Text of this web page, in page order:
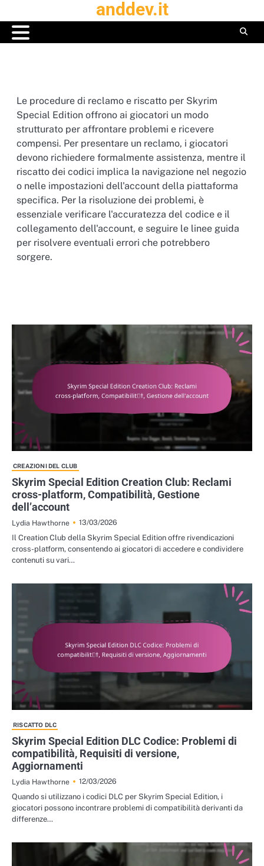
to
content
anddev.it
Le procedure di reclamo e riscatto per Skyrim
Special Edition offrono ai giocatori un modo
strutturato per affrontare problemi e ricevere
compensi. Per presentare un reclamo, i giocatori
devono richiedere formalmente assistenza, mentre il
riscatto dei codici implica la navigazione nel negozio
o nelle impostazioni dell'account della piattaforma
specifica. Per la risoluzione dei problemi, è
essenziale verificare l'accuratezza del codice e il
collegamento dell'account, e seguire le linee guida
per risolvere eventuali errori che potrebbero
sorgere.
CREAZIONI DEL CLUB
Skyrim Special Edition Creation Club: Reclami
cross-platform, Compatibilità, Gestione
dell’account
Lydia Hawthorne
13/03/2026
Il Creation Club della Skyrim Special Edition offre rivendicazioni
cross-platform, consentendo ai giocatori di accedere e condividere
contenuti su vari…
RISCATTO DLC
Skyrim Special Edition DLC Codice: Problemi di
compatibilità, Requisiti di versione,
Aggiornamenti
Lydia Hawthorne
12/03/2026
Quando si utilizzano i codici DLC per Skyrim Special Edition, i
giocatori possono incontrare problemi di compatibilità derivanti da
differenze…